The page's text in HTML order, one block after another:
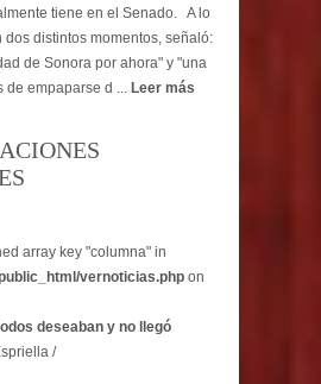
tiene en el Senado. A lo
dos distintos momentos, señaló:
de Sonora por ahora" y "una
de empaparse d ... Leer más
array key "columna" in
vernoticias.php on
deseaban y no llegó
/